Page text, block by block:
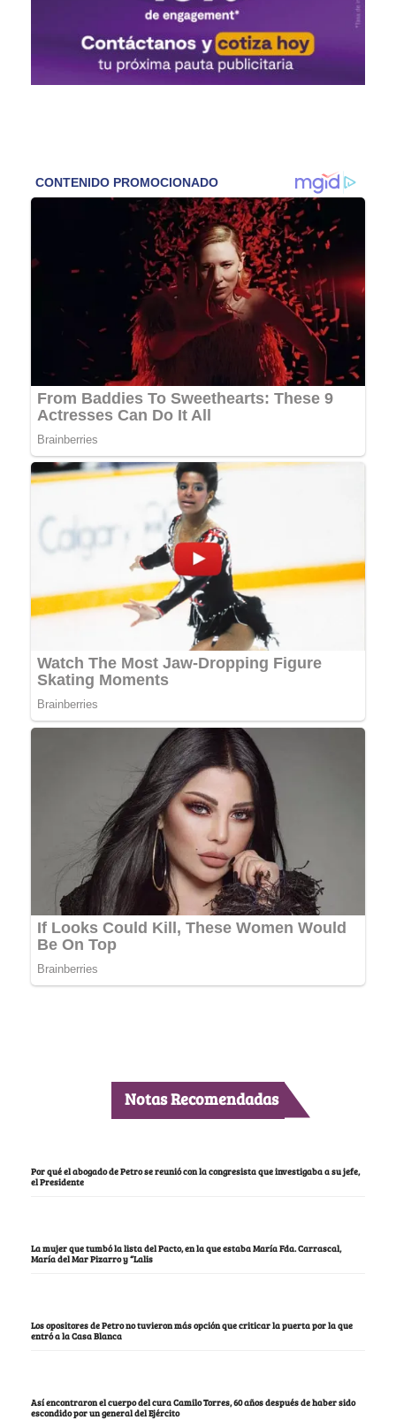
Notas Recomendadas
Por qué el abogado de Petro se reunió con la congresista que investigaba a su jefe,
el Presidente
La mujer que tumbó la lista del Pacto, en la que estaba María Fda. Carrascal,
María del Mar Pizarro y “Lalis
Los opositores de Petro no tuvieron más opción que criticar la puerta por la que
entró a la Casa Blanca
Así encontraron el cuerpo del cura Camilo Torres, 60 años después de haber sido
escondido por un general del Ejército